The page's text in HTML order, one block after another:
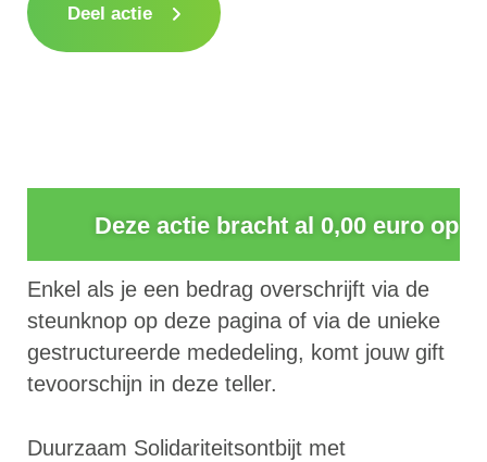
Deel actie
Deze actie bracht al 0,00 euro op
Enkel als je een bedrag overschrijft via de
steunknop op deze pagina of via de unieke
gestructureerde mededeling, komt jouw gift
tevoorschijn in deze teller.
Duurzaam Solidariteitsontbijt met